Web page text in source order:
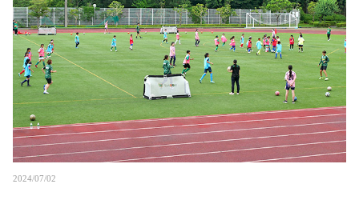
2024/07/02